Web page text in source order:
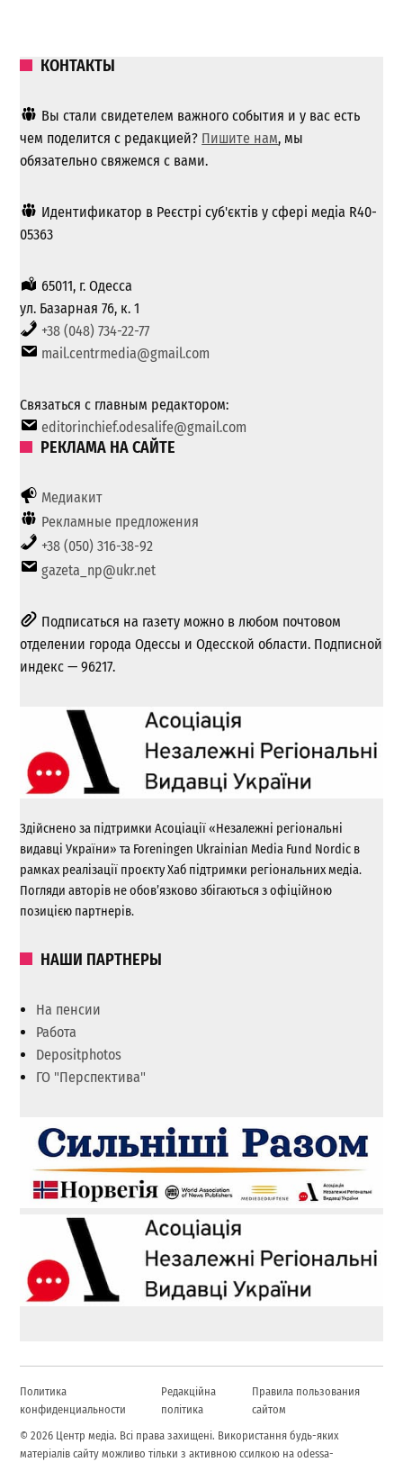
КОНТАКТЫ
Вы стали свидетелем важного события и у вас есть
чем поделится с редакцией? Пишите нам, мы
обязательно свяжемся с вами.
Идентификатор в Реєстрі суб'єктів у сфері медіа R40-
05363
65011, г. Одесса
ул. Базарная 76, к. 1
+38 (048) 734-22-77
mail.centrmedia@gmail.com
Связаться с главным редактором:
editorinchief.odesalife@gmail.com
РЕКЛАМА НА САЙТЕ
Медиакит
Рекламные предложения
+38 (050) 316-38-92
gazeta_np@ukr.net
Подписаться на газету можно в любом почтовом
отделении города Одессы и Одесской области. Подписной
индекс — 96217.
Здійснено за підтримки Асоціації «Незалежні регіональні
видавці України» та Foreningen Ukrainian Media Fund Nordic в
рамках реалізації проєкту Хаб підтримки регіональних медіа.
Погляди авторів не обов’язково збігаються з офіційною
позицією партнерів.
НАШИ ПАРТНЕРЫ
На пенсии
Работа
Depositphotos
ГО "Перспектива"
Политика
конфиденциальности
Редакційна
політика
Правила пользования
сайтом
© 2026 Центр медіа. Всі права захищені. Використання будь-яких
матеріалів сайту можливо тільки з активною ссилкою на odessa-